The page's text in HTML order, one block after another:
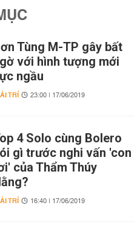
Tùng M-TP gây bất
với hình tượng mới
ngầu
TRÍ 23:00 | 17/06/2019
4 Solo cùng Bolero
gì trước nghi vấn 'con
của Thẩm Thúy
TRÍ 16:40 | 17/06/2019